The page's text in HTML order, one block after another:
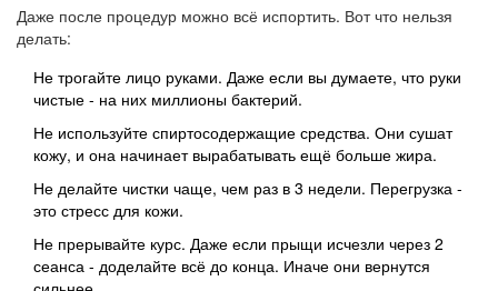
Даже после процедур можно всё испортить. Вот что нельзя
делать:
Не трогайте лицо руками. Даже если вы думаете, что руки
чистые - на них миллионы бактерий.
Не используйте спиртосодержащие средства. Они сушат
кожу, и она начинает вырабатывать ещё больше жира.
Не делайте чистки чаще, чем раз в 3 недели. Перегрузка -
это стресс для кожи.
Не прерывайте курс. Даже если прыщи исчезли через 2
сеанса - доделайте всё до конца. Иначе они вернутся